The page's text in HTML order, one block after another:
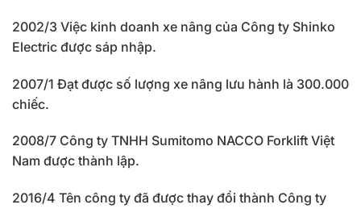
2002/3 Việc kinh doanh xe nâng của Công ty Shinko
Electric được sáp nhập.
2007/1 Đạt được số lượng xe nâng lưu hành là 300.000
chiếc.
2008/7 Công ty TNHH Sumitomo NACCO Forklift Việt
Nam được thành lập.
2016/4 Tên công ty đã được thay đổi thành Công ty